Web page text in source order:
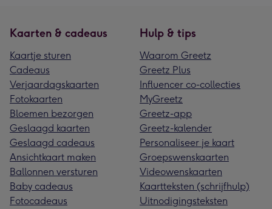
Kaarten & cadeaus
Kaartje sturen
Cadeaus
Verjaardagskaarten
Fotokaarten
Bloemen bezorgen
Geslaagd kaarten
Geslaagd cadeaus
Ansichtkaart maken
Ballonnen versturen
Baby cadeaus
Fotocadeaus
Hulp & tips
Waarom Greetz
Greetz Plus
Influencer co-collecties
MyGreetz
Greetz-app
Greetz-kalender
Personaliseer je kaart
Groepswenskaarten
Videowenskaarten
Kaartteksten (schrijfhulp)
Uitnodigingsteksten